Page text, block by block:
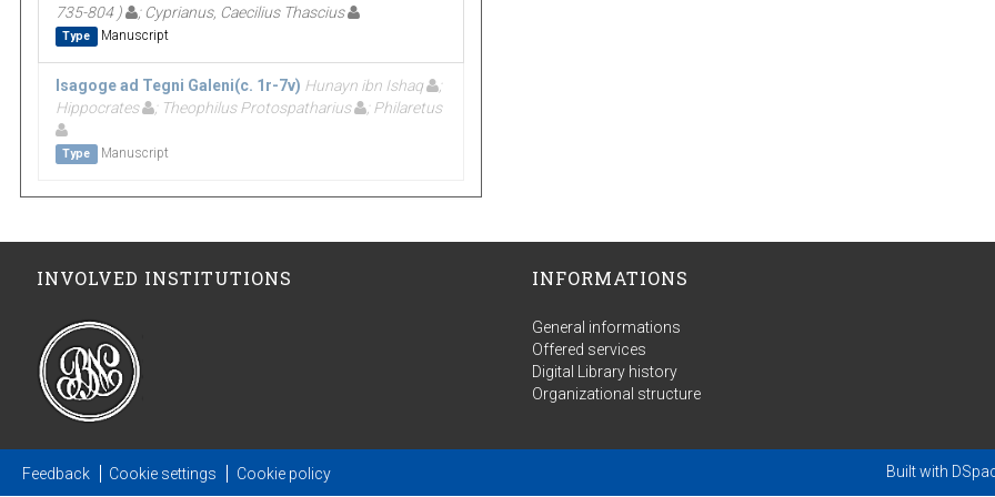
735-804 )
; Cyprianus, Caecilius Thascius
Type Manuscript
Isagoge ad Tegni Galeni(c. 1r-7v) Hunayn ibn Ishaq
;
Hippocrates
; Theophilus Protospatharius ; Philaretus
Type Manuscript
INVOLVED INSTITUTIONS INFORMATIONS
General informations
Offered services
Digital Library history
Organizational structure
Feedback Cookie settings Cookie policy Built with